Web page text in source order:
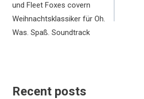
und Fleet Foxes covern
Weihnachtsklassiker für Oh.
Was. Spaß. Soundtrack
Recent posts